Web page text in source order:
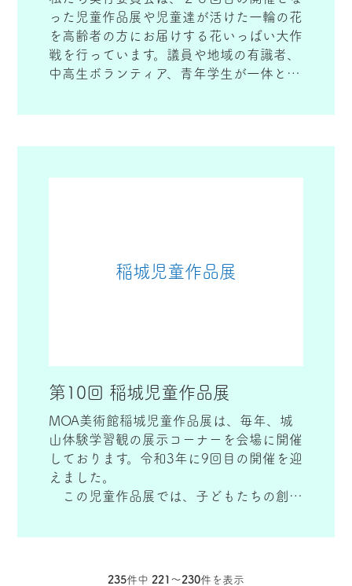
った児童作品展や児童達が活けた一輪の花
を高齢者の方にお届けする花いっぱい大作
戦を行っています。議員や地域の有識者、
中高生ボランティア、青年学生が一体とな
井実行委員長と今後も身心共に健康な町づ
稲城児童作品展
第10回 稲城児童作品展
MOA美術館稲城児童作品展は、毎年、城
山体験学習観の展示コーナーを会場に開催
しております。令和3年に9回目の開催を迎
えました。
この児童作品展では、子どもたちの創作
成」など子どもの健全なる成長を願い、社
235件中 221〜230件を表示